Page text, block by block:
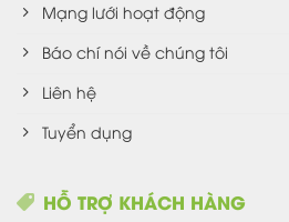
Mạng lưới hoạt động
Báo chí nói về chúng tôi
Liên hệ
Tuyển dụng
HỖ TRỢ KHÁCH HÀNG